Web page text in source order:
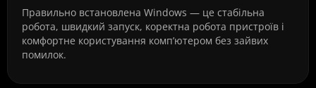
Правильно встановлена Windows — це стабільна
робота, швидкий запуск, коректна робота пристроїв і
комфортне користування комп’ютером без зайвих
помилок.